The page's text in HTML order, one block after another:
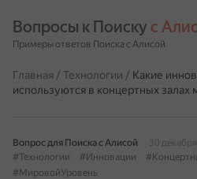
Вопросы к Поиску с
Примеры ответов Поиска с Алисой
Главная / Технологии / Какие
используются в концертных залах
Вопрос для Поиска с Алисой
30 декабря
#Технологии
#Инновации
#МировойУровень